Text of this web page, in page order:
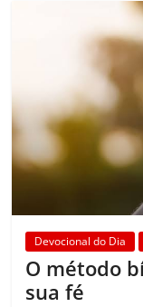
Devocional do Dia
O método
sua fé